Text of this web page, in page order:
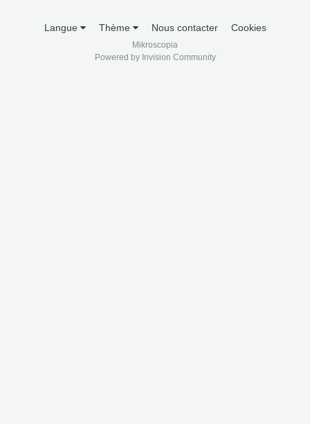
Langue Thème Nous contacter Cookies
Mikroscopia
Powered by Invision Community